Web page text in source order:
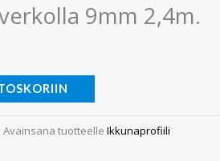
9mm 2,4m.
Avainsana tuotteelle Ikkunaprofiili